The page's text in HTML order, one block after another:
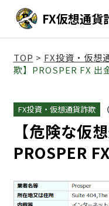
FX仮想通貨
TOP > FX投資・仮想
欺】PROSPER FX 出
FX投資・仮想通貨詐欺
【危険な仮
PROSPER